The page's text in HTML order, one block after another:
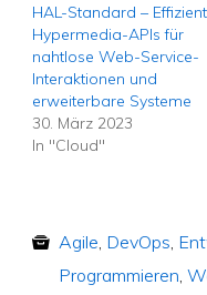
HAL-Standard –
Hypermedia-APIs für
nahtlose Web-Service-
Interaktionen und
erweiterbare Systeme
30. März 2023
In "Cloud"
Agile DevOps
Programmieren